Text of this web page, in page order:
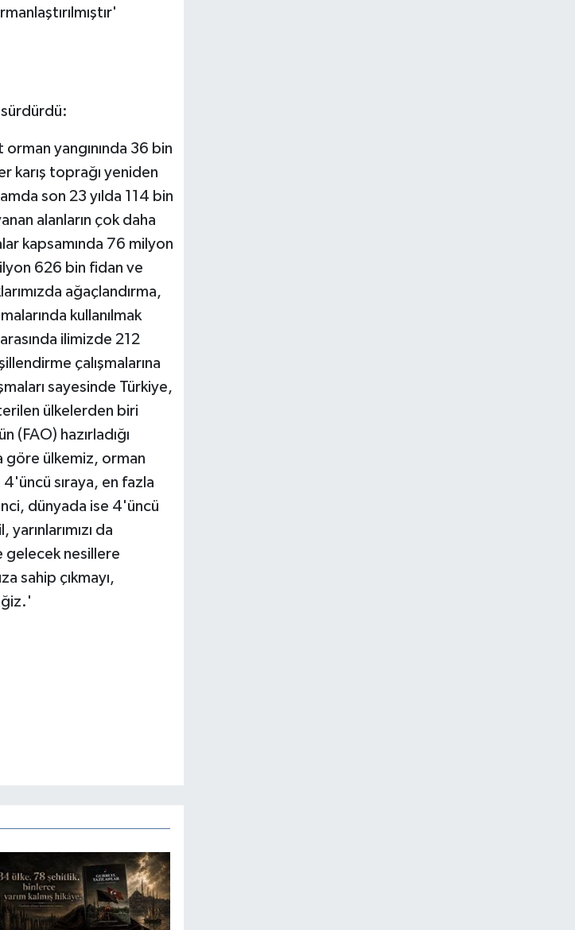
sürdürdü:
yangınında 36 bin
karış toprağı yeniden
son 23 yılda 114 bin
alanların çok daha
kapsamında 76 milyon
626 bin fidan ve
ağaçlandırma,
kullanılmak
ilimizde 212
çalışmalarına
sayesinde Türkiye,
ülkelerden biri
(FAO) hazırladığı
göre ülkemiz, orman
4'üncü sıraya, en fazla
dünyada ise 4'üncü
da
gelecek nesillere
sahip çıkmayı,